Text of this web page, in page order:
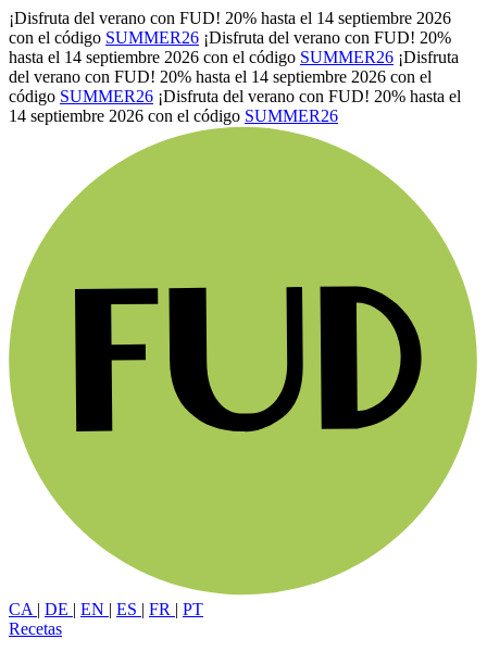
¡Disfruta del verano con FUD! 20% hasta el 14 septiembre 2026
con el código SUMMER26 ¡Disfruta del verano con FUD! 20%
hasta el 14 septiembre 2026 con el código SUMMER26 ¡Disfruta
del verano con FUD! 20% hasta el 14 septiembre 2026 con el
código SUMMER26 ¡Disfruta del verano con FUD! 20% hasta el
14 septiembre 2026 con el código SUMMER26
CA | DE | EN | ES | FR | PT
Recetas